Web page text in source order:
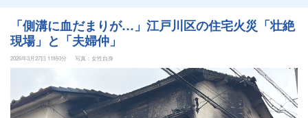
「側溝に血だまりが…」江戸川区の住宅火災「壮絶
現場」と「夫婦仲」
2026年3月27日 11時0分 写真：女性自身